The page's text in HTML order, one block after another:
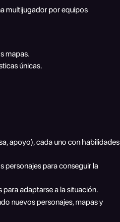
multijugador por equipos
mapas.
únicas.
apoyo), cada uno con habilidades
personajes para conseguir la
adaptarse a la situación.
nuevos personajes, mapas y